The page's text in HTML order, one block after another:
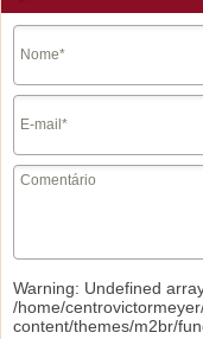
Warning: Undefined
/home/
content/themes/m2br/